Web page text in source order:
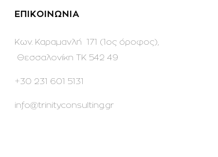
ΕΠΙΚΟΙΝΩΝΙΑ
Κων. Καραμανλή 171 (1ος όροφος),
Θεσσαλονίκη ΤΚ 542 49
+30 231 601 5131
info@trinityconsulting.gr